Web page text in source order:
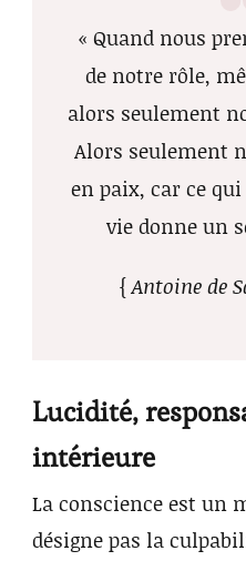
« Quand nous
de notre rôle,
alors seulement
Alors seulement
en paix, car ce
vie donne un
{Antoine de
Lucidité,
intérieure
La conscience est un
désigne pas la